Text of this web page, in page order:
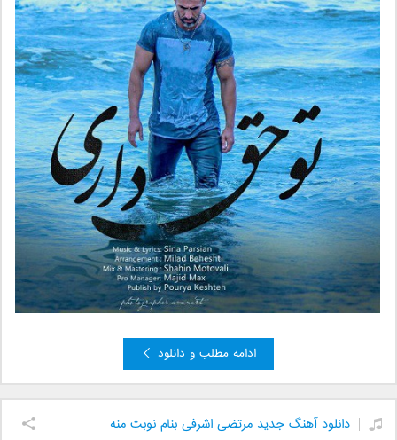
ادامه مطلب و دانلود
دانلود آهنگ جدید مرتضی اشرفی بنام نوبت منه